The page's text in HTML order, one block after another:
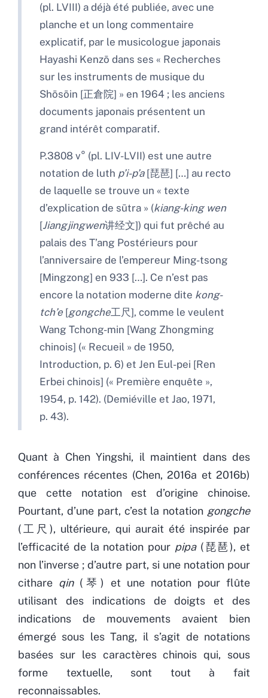
(pl. LVIII) a déjà été publiée, avec une
planche et un long commentaire
explicatif, par le musicologue japonais
Hayashi Kenzō dans ses « Recherches
sur les instruments de musique du
Shōsōin [正倉院] » en 1964 ; les anciens
documents japonais présentent un
grand intérêt comparatif.
P.3808 v° (pl. LIV-LVII) est une autre
notation de luth p’i-p’a[琵琶] […] au recto
de laquelle se trouve un « texte
d’explication de sūtra » (kiang-king wen
[Jiangjingwen讲经文]) qui fut prêché au
palais des T’ang Postérieurs pour
l’anniversaire de l’empereur Ming-tsong
[Mingzong] en 933 […]. Ce n’est pas
encore la notation moderne dite kong-
tch’e [gongche工尺], comme le veulent
Wang Tchong-min [Wang Zhongming
chinois] (« Recueil » de 1950,
Introduction, p. 6) et Jen Eul-pei [Ren
Erbei chinois] (« Première enquête »,
1954, p. 142). (Demiéville et Jao, 1971,
p. 43).
Quant à Chen Yingshi, il maintient dans des
conférences récentes (Chen, 2016a et 2016b)
que cette notation est d’origine chinoise.
Pourtant, d’une part, c’est la notation gongche
(工尺), ultérieure, qui aurait été inspirée par
l’efficacité de la notation pour pipa(琵琶), et
non l’inverse ; d’autre part, si une notation pour
cithare qin(琴) et une notation pour flûte
utilisant des indications de doigts et des
indications de mouvements avaient bien
émergé sous les Tang, il s’agit de notations
basées sur les caractères chinois qui, sous
forme textuelle, sont tout à fait
reconnaissables.